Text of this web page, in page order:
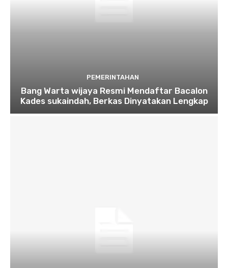
PEMERINTAHAN
Bang Warta wijaya Resmi Mendaftar Bacalon
Kades sukaindah, Berkas Dinyatakan Lengkap